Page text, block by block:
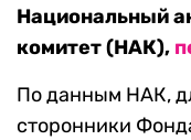
Национальный
комитет (НАК),
По данным НАК,
сторонники